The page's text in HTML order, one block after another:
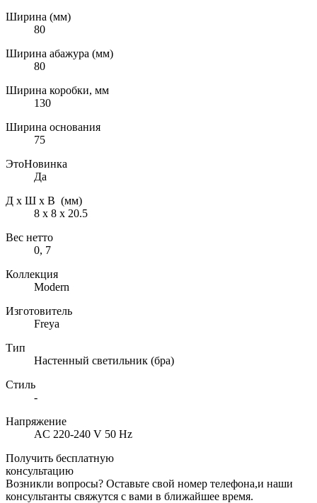
Ширина (мм)
80
Ширина абажура (мм)
80
Ширина коробки, мм
130
Ширина основания
75
ЭтоНовинка
Да
Д х Ш х В (мм)
8 х 8 х 20.5
Вес нетто
0, 7
Коллекция
Modern
Изготовитель
Freya
Тип
Настенный светильник (бра)
Стиль
-
Напряжение
AC 220-240 V 50 Hz
Получить бесплатную
консультацию
Возникли вопросы? Оставьте свой номер телефона,и наши
консультанты свяжутся с вами в ближайшее время.